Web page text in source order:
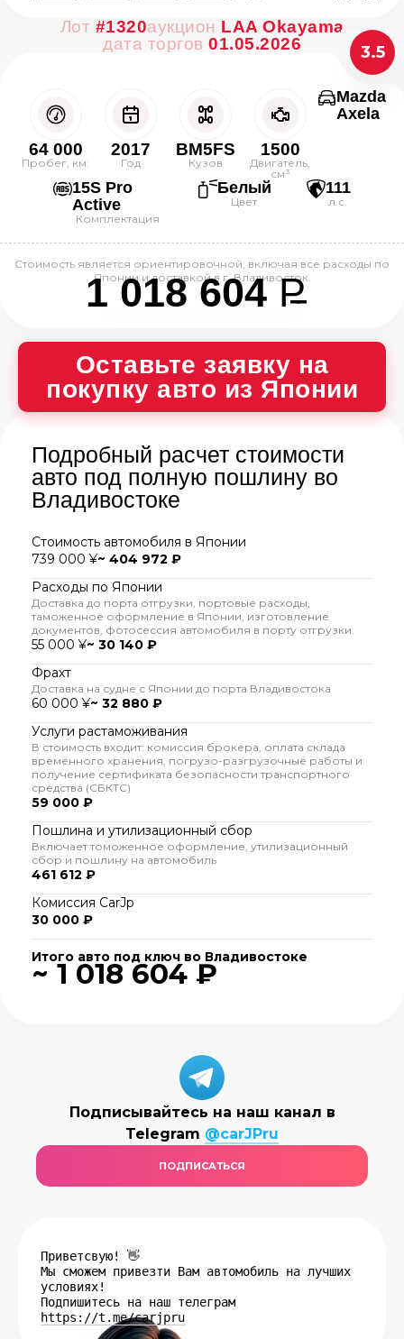
Лот #1320аукцион LAA Okayama
дата торгов 01.05.2026 3.5
64 000
Пробег, км:
2017
Год
BM5FS
Кузов
1500
Двигатель,
см³
Mazda
Axela
15S Pro
Active
Комплектация
Белый
Цвет
111
л.с.
Стоимость является ориентировочной, включая все расходы по
Японии и доставкой в г. Владивосток.
1 018 604P
--
Оставьте заявку на
покупку авто из Японии
Подробный расчет стоимости
авто под полную пошлину во
Владивостоке
Стоимость автомобиля в Японии
739 000 ¥~ 404 972 ₽
Расходы по Японии
Доставка до порта отгрузки, портовые расходы,
таможенное оформление в Японии, изготовление
документов, фотосессия автомобиля в порту отгрузки.
55 000 ¥~ 30 140 ₽
Фрахт
Доставка на судне с Японии до порта Владивостока
60 000 ¥~ 32 880 ₽
Услуги растаможивания
В стоимость входит: комиссия брокера, оплата склада
временного хранения, погрузо-разгрузочные работы и
получение сертификата безопасности транспортного
средства (СБКТС)
59 000 ₽
Пошлина и утилизационный сбор
Включает томоженное оформление, утилизационный
сбор и пошлину на автомобиль
461 612 ₽
Комиссия CarJp
30 000 ₽
Итого авто под ключ во Владивостоке
~ 1 018 604 ₽
Подписывайтесь на наш канал в
Telegram @carJPru
ПОДПИСАТЬСЯ
Приветсвую! 👋
Мы сможем привезти Вам автомобиль на лучших
условиях!
Подпишитесь на наш телеграм
https://t.me/carjpru